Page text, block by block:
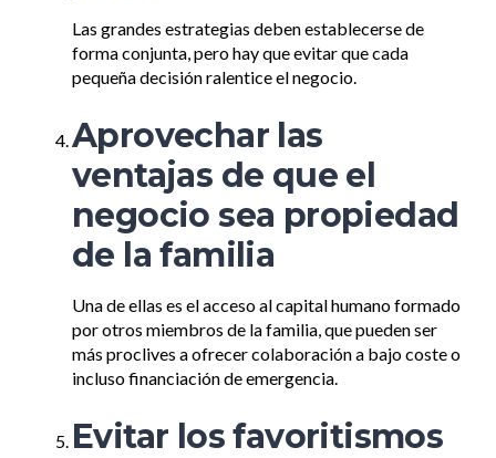
Las grandes estrategias deben establecerse de
forma conjunta, pero hay que evitar que cada
pequeña decisión ralentice el negocio.
Aprovechar las
ventajas de que el
negocio sea propiedad
de la familia
Una de ellas es el acceso al capital humano formado
por otros miembros de la familia, que pueden ser
más proclives a ofrecer colaboración a bajo coste o
incluso financiación de emergencia.
Evitar los favoritismos